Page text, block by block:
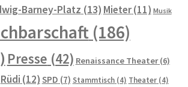
Presse
der Künstlerkolonie Berlin und deren
Barney-Platz (13) Mieter(11) Musik
(186)
Presse (42) Renaissance Theater(6)
Rüdi (12) SPD (7) Stammtisch(4) Theater(4)